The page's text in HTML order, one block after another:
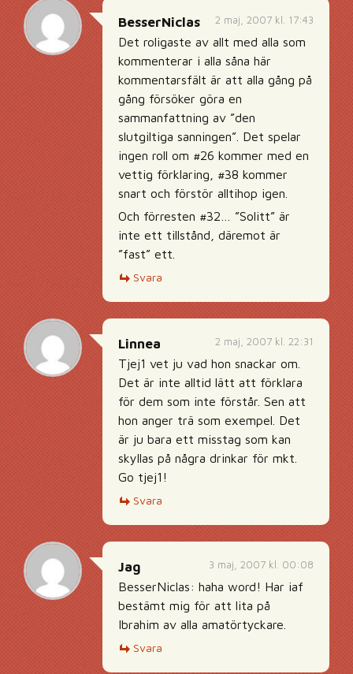
2 maj, 2007 kl. 17:43
BesserNiclas
Det roligaste av allt med alla som
kommenterar i alla såna här
kommentarsfält är att alla gång på
gång försöker göra en
sammanfattning av ”den
slutgiltiga sanningen”. Det spelar
ingen roll om #26 kommer med en
vettig förklaring, #38 kommer
snart och förstör alltihop igen.
Och förresten #32… ”Solitt” är
inte ett tillstånd, däremot är
”fast” ett.
Svara
2 maj, 2007 kl. 22:31
Linnea
Tjej1 vet ju vad hon snackar om.
Det är inte alltid lätt att förklara
för dem som inte förstår. Sen att
hon anger trä som exempel. Det
är ju bara ett misstag som kan
skyllas på några drinkar för mkt.
Go tjej1!
Svara
3 maj, 2007 kl. 00:08
Jag
BesserNiclas: haha word! Har iaf
bestämt mig för att lita på
Ibrahim av alla amatörtyckare.
Svara